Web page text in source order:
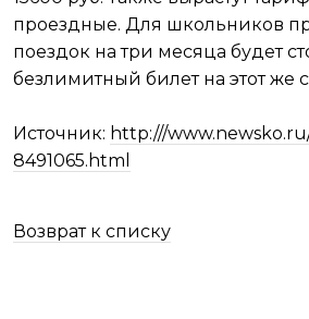
проездные. Для школьников
поездок на три месяца будет
безлимитный билет на этот же
Источник: http:///
8491065.html
Возврат к списку